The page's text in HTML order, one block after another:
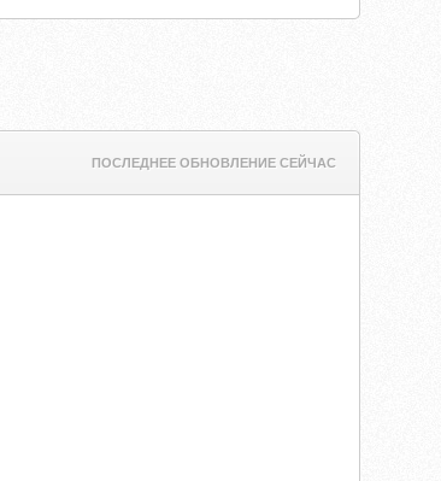
ПОСЛЕДНЕЕ ОБНОВЛЕНИЕ СЕЙЧАС